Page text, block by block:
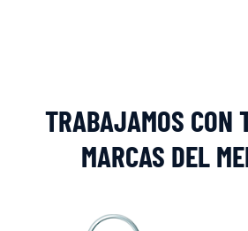
TRABAJAMOS CON
MARCAS DEL